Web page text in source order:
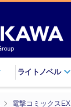
ライトノベル
電撃コミックスEX